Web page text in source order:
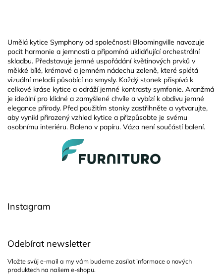
Umělá kytice Symphony od společnosti Bloomingville navozuje
pocit harmonie a jemnosti a připomíná uklidňující orchestrální
skladbu. Představuje jemné uspořádání květinových prvků v
měkké bílé, krémové a jemném nádechu zeleně, které splétá
vizuální melodii působící na smysly. Každý stonek přispívá k
celkové kráse kytice a odráží jemné kontrasty symfonie. Aranžmá
je ideální pro klidné a zamyšlené chvíle a vybízí k obdivu jemné
elegance přírody. Před použitím stonky zastřihněte a vytvarujte,
aby vynikl přirozený vzhled kytice a přizpůsobte je svému
osobnímu interiéru. Baleno v papíru. Váza není součástí balení.
Instagram
Odebírat newsletter
Vložte svůj e-mail a my vám budeme zasílat informace o nových
produktech na našem e-shopu.